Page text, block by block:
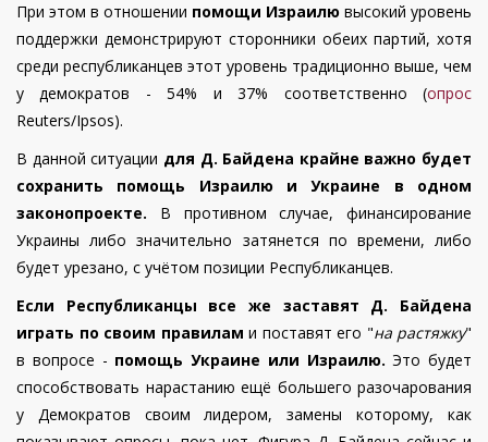
При этом в отношении помощи Израилю высокий уровень
поддержки демонстрируют сторонники обеих партий, хотя
среди республиканцев этот уровень традиционно выше, чем
у демократов - 54% и 37% соответственно
(опрос
Reuters/Ipsos).
В данной ситуации для Д. Байдена крайне важно будет
сохранить помощь Израилю и Украине в одном
законопроекте. В противном случае, финансирование
Украины либо значительно затянется по времени, либо
будет урезано, с учётом позиции Республиканцев.
Если Республиканцы все же заставят Д. Байдена
играть по своим правилам и поставят его "на растяжку"
в вопросе - помощь Украине или Израилю.Это будет
способствовать нарастанию ещё большего разочарования
у Демократов своим лидером, замены которому, как